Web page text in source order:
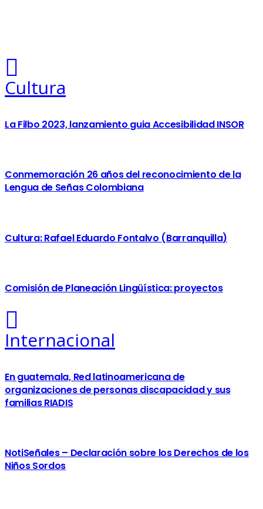
Cultura
La Filbo 2023, lanzamiento guia Accesibilidad INSOR
Conmemoración 26 años del reconocimiento de la
Lengua de Señas Colombiana
Cultura: Rafael Eduardo Fontalvo (Barranquilla)
Comisión de Planeación Lingüística: proyectos
Internacional
En guatemala, Red latinoamericana de
organizaciones de personas discapacidad y sus
familias RIADIS
NotiSeñales – Declaración sobre los Derechos de los
Niños Sordos